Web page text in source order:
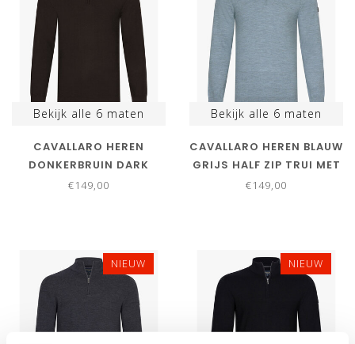
Bekijk alle 6 maten
CAVALLARO HEREN
DONKERBRUIN DARK
BROWN HALF ZIP TRUI
€149,00
Bekijk alle 6 maten
CAVALLARO HEREN BLAUW
GRIJS HALF ZIP TRUI MET
RITSJE
€149,00
NIEUW NIEUW